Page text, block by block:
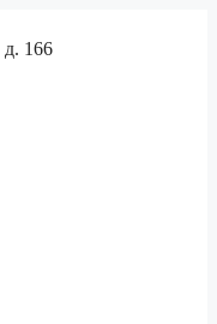
д. 166